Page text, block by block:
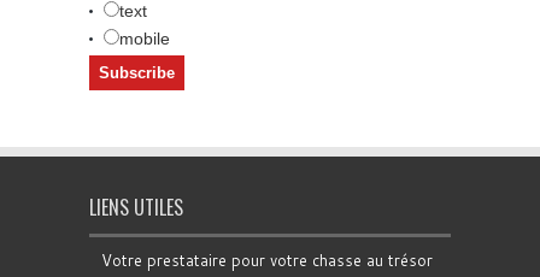
text
mobile
LIENS UTILES
Votre prestataire pour votre chasse au trésor